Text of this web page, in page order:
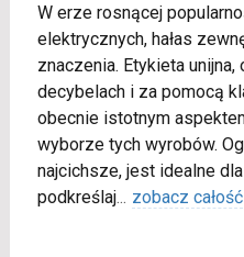
W erze rosnącej
elektrycznych, hałas
znaczenia. Etykieta
decybelach i za pomocą
obecnie istotnym
wyborze tych wyrobów.
najcichsze, jest idealne
podkreślaj... zobacz całość